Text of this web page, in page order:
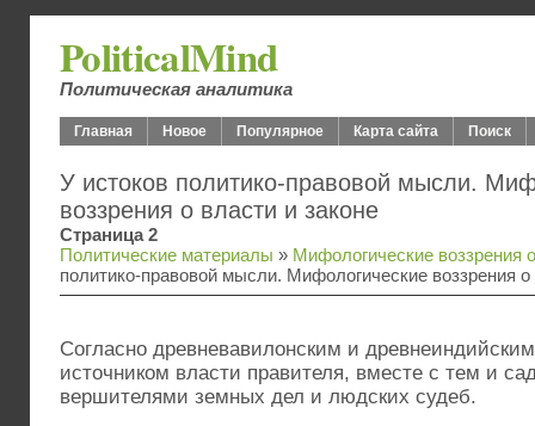
PoliticalMind
Политическая аналитика
Главная Новое Популярное Карта сайта Поиск
У истоков политико-правовой мысли.
воззрения о власти и законе
Страница 2
Политические материалы » Мифологические воззрения
политико-правовой мысли. Мифологические воззрения о
Согласно древневавилонским и
источником власти правителя, вместе с тем и
вершителями земных дел и людских судеб.